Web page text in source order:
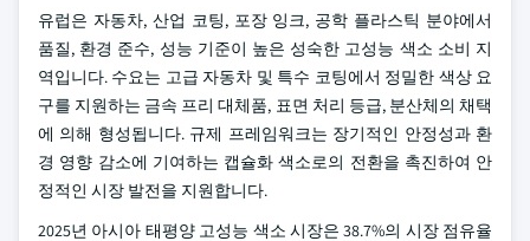
유럽은 자동차, 산업 코팅, 포장 잉크, 공학 플라스틱 분야에서
품질, 환경 준수, 성능 기준이 높은 성숙한 고성능 색소 소비 지
역입니다. 수요는 고급 자동차 및 특수 코팅에서 정밀한 색상 요
구를 지원하는 금속 프리 대체품, 표면 처리 등급, 분산체의 채택
에 의해 형성됩니다. 규제 프레임워크는 장기적인 안정성과 환
경 영향 감소에 기여하는 캡슐화 색소로의 전환을 촉진하여 안
정적인 시장 발전을 지원합니다.
2025년 아시아 태평양 고성능 색소 시장은 38.7%의 시장 점유율